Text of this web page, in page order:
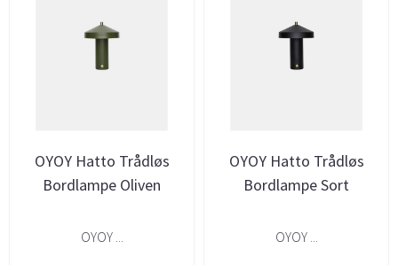
OYOY Hatto Trådløs
Bordlampe Oliven
OYOY ...
OYOY Hatto Trådløs
Bordlampe Sort
OYOY ...